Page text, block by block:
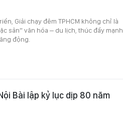
Giải chạy đêm TPHCM không chỉ là
sản” văn hóa – du lịch, thúc đẩy mạnh
động.
Bài lập kỷ lục dịp 80 năm